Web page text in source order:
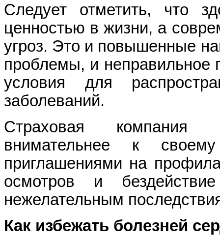
Следует отметить, что
ценностью в жизни, а
угроз. Это и повышенные
проблемы, и неправильное
условия для
заболеваний.
Страховая
внимательнее к
приглашениями на
осмотров и
нежелательным
Как избежать болезней